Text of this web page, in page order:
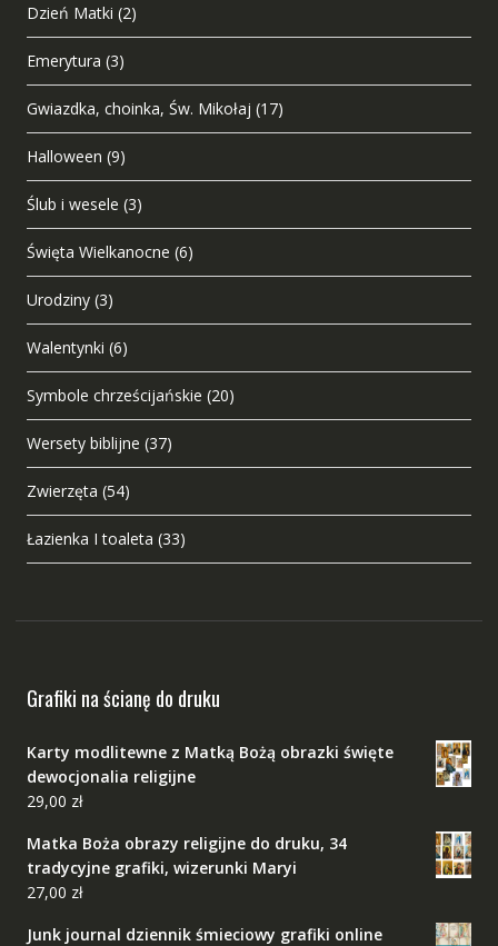
Dzień Matki (2)
Emerytura (3)
Gwiazdka, choinka, Św. Mikołaj (17)
Halloween (9)
Ślub i wesele (3)
Święta Wielkanocne (6)
Urodziny (3)
Walentynki (6)
Symbole chrześcijańskie (20)
Wersety biblijne (37)
Zwierzęta (54)
Łazienka I toaleta (33)
Grafiki na ścianę do druku
Karty modlitewne z Matką Bożą obrazki święte
dewocjonalia religijne
29,00 zł
Matka Boża obrazy religijne do druku, 34
tradycyjne grafiki, wizerunki Maryi
27,00 zł
Junk journal dziennik śmieciowy grafiki online